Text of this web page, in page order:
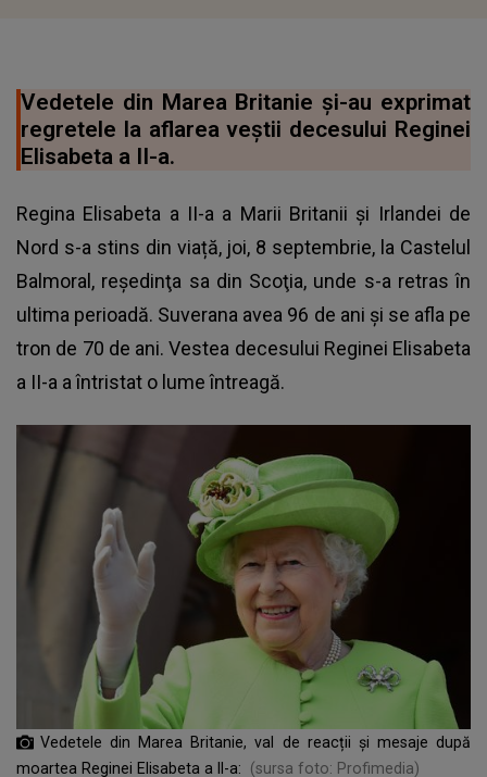
Vedetele din Marea Britanie și-au exprimat
regretele la aflarea veștii decesului Reginei
Elisabeta a II-a.
Regina Elisabeta a II-a a Marii Britanii şi Irlandei de
Nord s-a stins din viață, joi, 8 septembrie, la Castelul
Balmoral, reşedinţa sa din Scoţia, unde s-a retras în
ultima perioadă. Suverana avea 96 de ani şi se afla pe
tron de 70 de ani. Vestea decesului Reginei Elisabeta
a II-a a întristat o lume întreagă.
Vedetele din Marea Britanie, val de reacții și mesaje după
moartea Reginei Elisabeta a II-a:
(sursa foto: Profimedia)